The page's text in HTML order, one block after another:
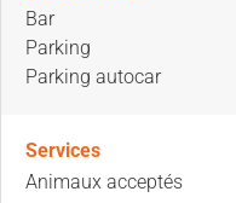
Bar
Parking
Parking autocar
Services
Animaux acceptés